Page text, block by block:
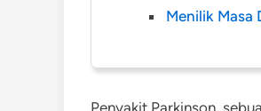
Menilik Masa
Penyakit Parkinson,